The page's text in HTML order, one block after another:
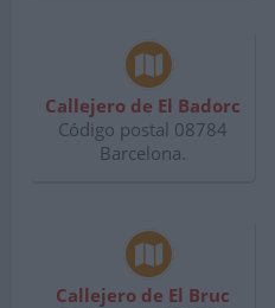
Callejero de El Badorc
Código postal 08784
Barcelona.
Callejero de El Bruc